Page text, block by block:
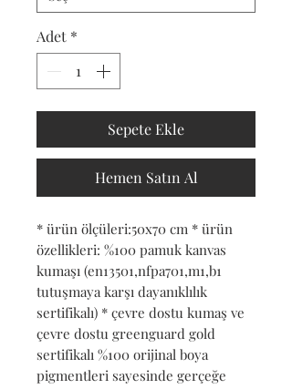
Adet *
Sepete Ekle
Hemen Satın Al
* ürün ölçüleri:50x70 cm * ürün
özellikleri: %100 pamuk kanvas
kumaşı (en13501,nfpa701,m1,b1
tutuşmaya karşı dayanıklılık
sertifikalı) * çevre dostu kumaş ve
çevre dostu greenguard gold
sertifikalı %100 orijinal boya
pigmentleri sayesinde gerçeğe